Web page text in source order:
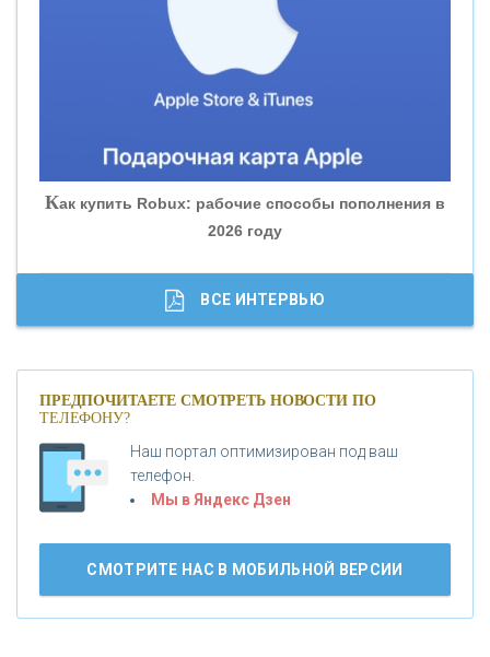
«БАНК ГЛОБЭКС»
«СОВКОМБАНК»
«ГАЗПРОМБАНК»
«МОСКОВСКИЙ КРЕДИТНЫЙ БАНК»
«БАНК ВОЗРОЖДЕНИЕ»
АО «КРЕДИТ ЕВРОПА БАНК»
Как купить Robux: рабочие способы пополнения в
2026 году
Банки.ру обновил логотип впервые за 19 лет -
ВСЕ ИНТЕРВЬЮ
ПРЕДПОЧИТАЕТЕ СМОТРЕТЬ НОВОСТИ ПО
ТЕЛЕФОНУ?
Наш портал оптимизирован под ваш
телефон.
Мы в Яндекс Дзен
СМОТРИТЕ НАС В МОБИЛЬНОЙ ВЕРСИИ